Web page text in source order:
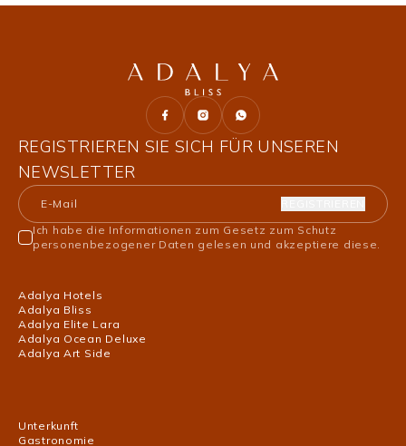
REGISTRIEREN SIE SICH FÜR UNSEREN
NEWSLETTER
Ich habe die Informationen zum Gesetz zum Schutz
personenbezogener Daten gelesen und akzeptiere diese.
Adalya Hotels
Adalya Bliss
Adalya Elite Lara
Adalya Ocean Deluxe
Adalya Art Side
Unterkunft
Gastronomie